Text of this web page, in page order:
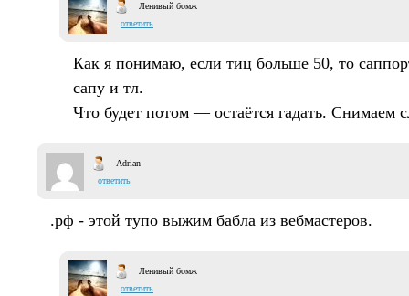
Ленивый бомж
ответить
Как я понимаю, если тиц больше 50, то
сапу и тл.
Что будет потом — остаётся гадать. Снимаем
Adrian
ответить
.рф - этой тупо выжим бабла из вебмастеров.
Ленивый бомж
ответить